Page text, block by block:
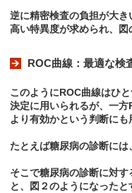
逆に精密検査の負担が大き
高い特異度が求められ、図
ROC曲線：最適な検
このようにROC曲線はひ
決定に用いられるが、一
より有効かという判断にも
たとえば糖尿病の診断には
そこで糖尿病の診断に対
と、図２のようになったと